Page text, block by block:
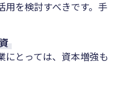
用を検討すべきです。手
にとっては、資本増強も